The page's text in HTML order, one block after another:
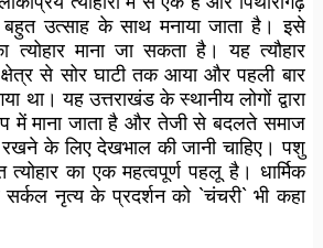
उत्साह के साथ मनाया जाता है। इसे
त्योहार माना जा सकता है। यह त्यौहार
से सोर घाटी तक आया और पहली बार
था। यह उत्तराखंड के स्थानीय लोगों द्वारा
में माना जाता है और तेजी से बदलते समाज
के लिए देखभाल की जानी चाहिए। पशु
त्योहार का एक महत्वपूर्ण पहलू है। धार्मिक
नृत्य के प्रदर्शन को `चंचरी` भी कहा